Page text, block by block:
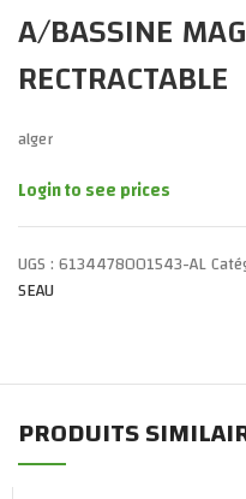
A/BASSINE
RECTRACTABLE
alger
Login to see prices
UGS :6134478001543-AL
SEAU
PRODUITS